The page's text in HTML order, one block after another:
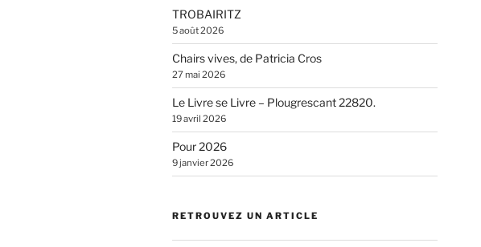
TROBAIRITZ
5 août 2026
Chairs vives, de Patricia Cros
27 mai 2026
Le Livre se Livre – Plougrescant 22820.
19 avril 2026
Pour 2026
9 janvier 2026
RETROUVEZ UN ARTICLE